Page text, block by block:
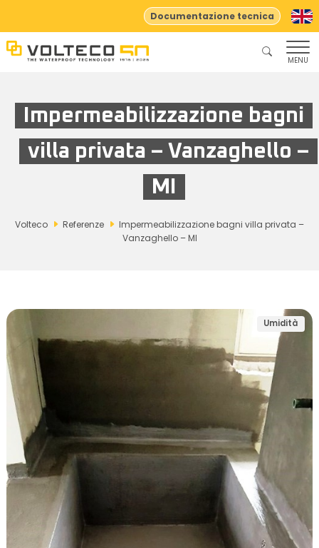
Documentazione tecnica
MENU
Impermeabilizzazione bagni
villa privata – Vanzaghello –
MI
Volteco Referenze
Impermeabilizzazione bagni villa privata –
Vanzaghello – MI
Umidità